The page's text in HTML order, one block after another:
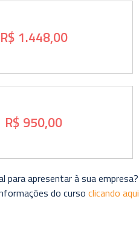
R$ 950,00
R$ 1.448,00
para apresentar à sua
do curso clicando